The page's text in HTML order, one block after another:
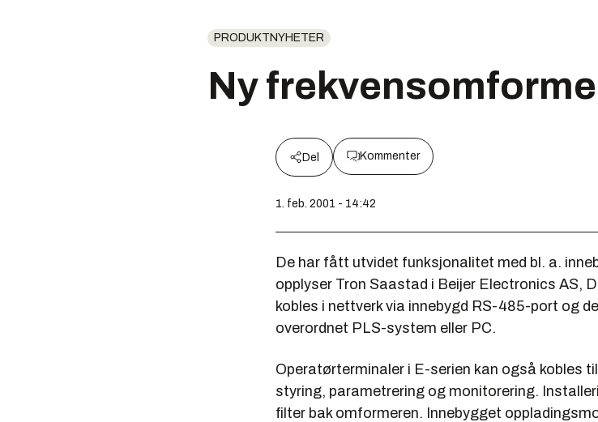
PRODUKTNYHETER
Ny
Del Kommenter
1. feb. 2001 - 14:42
De har fått utvidet funksjonalitet med bl. a.
opplyser Tron Saastad i Beijer Electronics AS,
kobles i nettverk via innebygd RS-485-port og
overordnet PLS-system eller PC.
Operatørterminaler i E-serien kan også kobles
styring, parametrering og monitorering.
filter bak omformeren. Innebygget